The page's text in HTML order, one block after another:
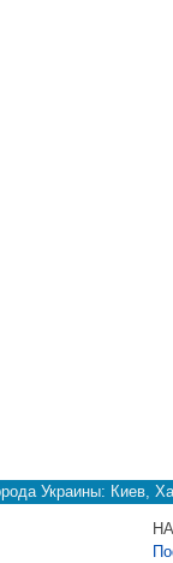
Украины: Киев,